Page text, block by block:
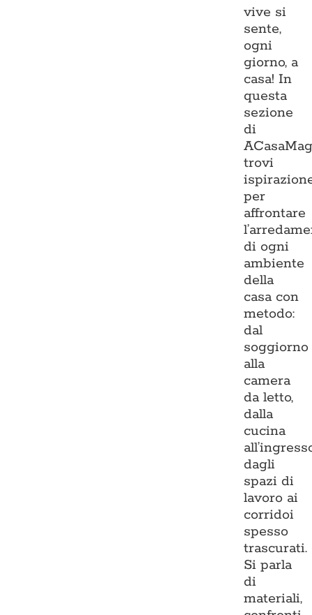
vive si
sente,
ogni
giorno, a
casa! In
questa
sezione
di
trovi
per
affrontare
di ogni
ambiente
della
casa con
metodo:
dal
soggiorno
alla
camera
da letto,
dalla
cucina
dagli
spazi di
lavoro ai
corridoi
spesso
trascurati.
Si parla
di
materiali,